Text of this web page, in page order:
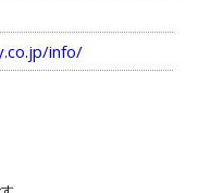
info/